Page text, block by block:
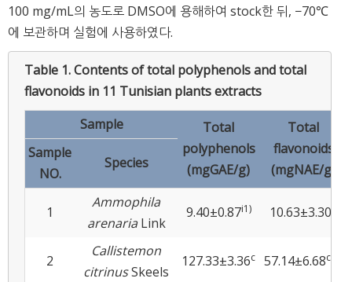
100 mg/mL의 농도로 DMSO에 용해하여 stock한 뒤, −70℃
에 보관하며 실험에 사용하였다.
Table 1.Contents of total polyphenols and total
flavonoids in 11 Tunisian plants extracts
Sample
Total
polyphenols
(mgGAE/g)
Total
flavonoids
(mgNAE/g)
Sample
NO.
Species
1
Ammophila
arenariaLink
9.40±0.87i1) 10.63±3.30
2
Callistemon
citrinusSkeels
127.33±3.36c 57.14±6.68cde